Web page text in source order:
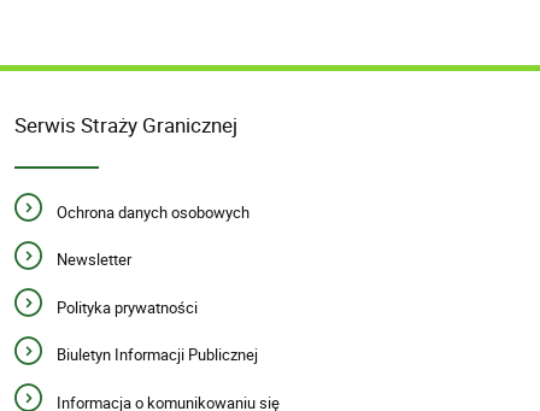
Serwis Straży Granicznej
Ochrona danych osobowych
Newsletter
Polityka prywatności
Biuletyn Informacji Publicznej
Informacja o komunikowaniu się